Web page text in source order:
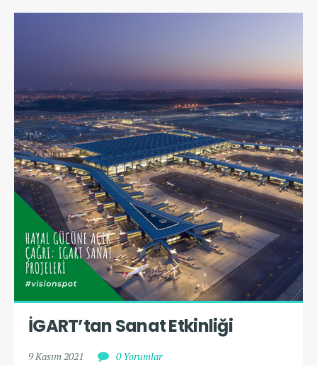
İGART’tan Sanat Etkinliği
9 Kasım 2021 0 Yorumlar